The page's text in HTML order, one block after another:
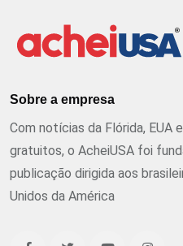
Sobre a empresa
Com notícias da Flórida, EUA
gratuitos, o AcheiUSA foi
publicação dirigida aos
Unidos da América